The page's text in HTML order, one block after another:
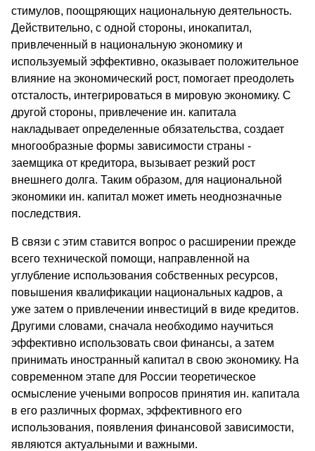
стимулов, поощряющих национальную деятельность.
Действительно, с одной стороны, инокапитал,
привлеченный в национальную экономику и
используемый эффективно, оказывает положительное
влияние на экономический рост, помогает преодолеть
отсталость, интегрироваться в мировую экономику. С
другой стороны, привлечение ин. капитала
накладывает определенные обязательства, создает
многообразные формы зависимости страны -
заемщика от кредитора, вызывает резкий рост
внешнего долга. Таким образом, для национальной
экономики ин. капитал может иметь неоднозначные
последствия.
В связи с этим ставится вопрос о расширении прежде
всего технической помощи, направленной на
углубление использования собственных ресурсов,
повышения квалификации национальных кадров, а
уже затем о привлечении инвестиций в виде кредитов.
Другими словами, сначала необходимо научиться
эффективно использовать свои финансы, а затем
принимать иностранный капитал в свою экономику. На
современном этапе для России теоретическое
осмысление учеными вопросов принятия ин. капитала
в его различных формах, эффективного его
использования, появления финансовой зависимости,
являются актуальными и важными.